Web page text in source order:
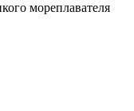
мореплавателя